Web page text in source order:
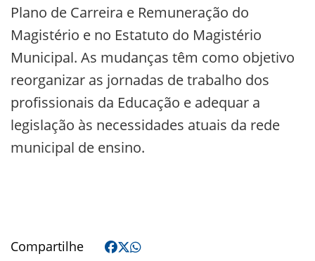
Plano de Carreira e Remuneração do
Magistério e no Estatuto do Magistério
Municipal. As mudanças têm como objetivo
reorganizar as jornadas de trabalho dos
profissionais da Educação e adequar a
legislação às necessidades atuais da rede
municipal de ensino.
Compartilhe